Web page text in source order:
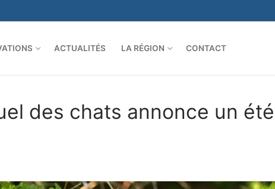
ACTUALITÉS LA RÉGION CONTACT
des chats annonce un été